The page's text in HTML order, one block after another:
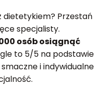
dietetykiem? Przestań
specjalisty.
osób osiągnąć
to 5/5 na podstawie
i indywidualne